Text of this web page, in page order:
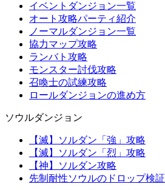
イベントダンジョン一覧
オート攻略パーティ紹介
ノーマルダンジョン一覧
協力マップ攻略
ランバト攻略
モンスター討伐攻略
召喚士の試練攻略
ロールダンジョンの進め方
ソウルダンジョン
【滅】ソルダン「強」攻略
【滅】ソルダン「烈」攻略
【神】ソルダン攻略
先制耐性ソウルのドロップ検証